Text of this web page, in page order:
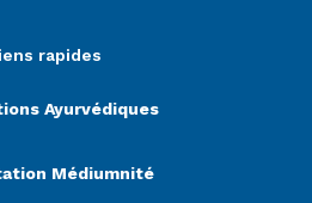
rapides
Ayurvédiques
Médiumnité